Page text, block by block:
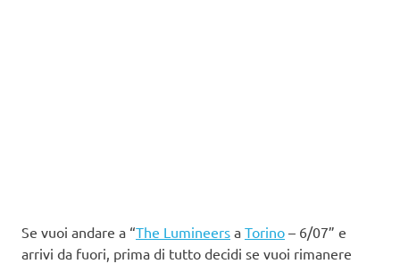
Se vuoi andare a “The Lumineers a Torino – 6/07” e
arrivi da fuori, prima di tutto decidi se vuoi rimanere